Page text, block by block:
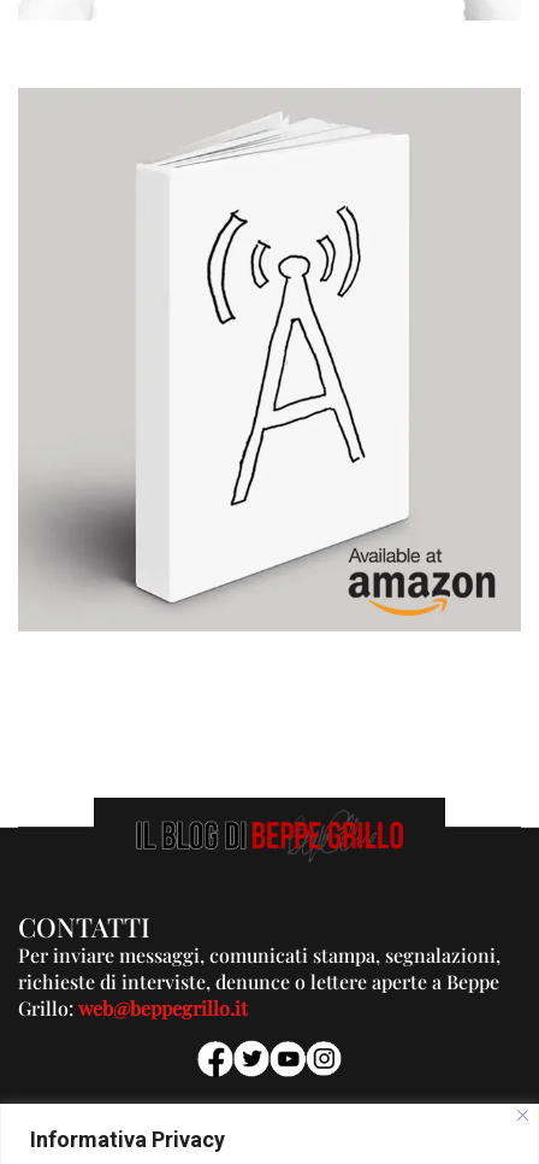
Informativa Privacy
CONTATTI
Per inviare messaggi, comunicati stampa, segnalazioni,
richieste di interviste, denunce o lettere aperte a Beppe
Grillo:web@beppegrillo.it
PUBBLICITA'
Per la tua pubblicità su questo Blog: